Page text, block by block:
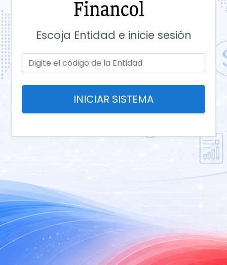
Escoja Entidad e inicie sesión
INICIAR SISTEMA